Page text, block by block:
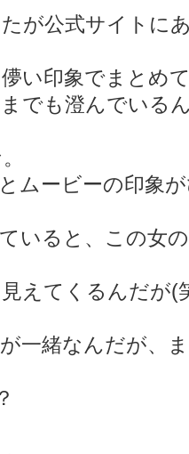
が公式サイトに
い印象でまとめ
でも澄んでいる
ムービーの印象
いると、この女
えてくるんだが
一緒なんだが、